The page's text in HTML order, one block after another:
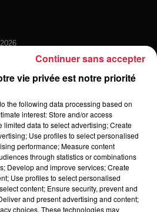
de Mulhouse : rencontre
infos sur la venue du
à Metz en septembre
vie privée est notre priorité
the following data processing based on
interest: Store and/or access
limited data to select advertising; Create
Use profiles to select personalised
performance; Measure content
through statistics or combinations
Develop and improve services; Create
Use profiles to select personalised
content; Ensure security, prevent and
and present advertising and content;
choices. These technologies may
Continuer sans accepter